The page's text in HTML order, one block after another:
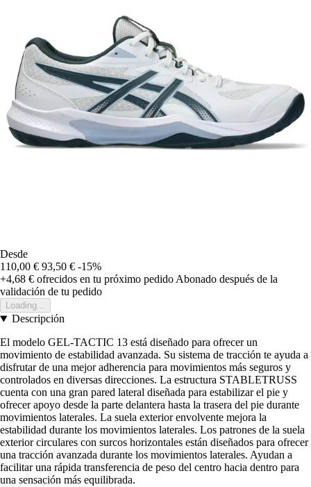
Desde
110,00 € 93,50 € -15%
+4,68 € ofrecidos en tu próximo pedido Abonado después de la
validación de tu pedido
Loading...
Descripción
El modelo GEL-TACTIC 13 está diseñado para ofrecer un
movimiento de estabilidad avanzada. Su sistema de tracción te ayuda a
disfrutar de una mejor adherencia para movimientos más seguros y
controlados en diversas direcciones. La estructura STABLETRUSS
cuenta con una gran pared lateral diseñada para estabilizar el pie y
ofrecer apoyo desde la parte delantera hasta la trasera del pie durante
movimientos laterales. La suela exterior envolvente mejora la
estabilidad durante los movimientos laterales. Los patrones de la suela
exterior circulares con surcos horizontales están diseñados para ofrecer
una tracción avanzada durante los movimientos laterales. Ayudan a
facilitar una rápida transferencia de peso del centro hacia dentro para
una sensación más equilibrada.